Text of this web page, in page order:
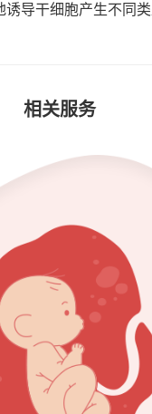
诱导干细胞产生不同
相关服务